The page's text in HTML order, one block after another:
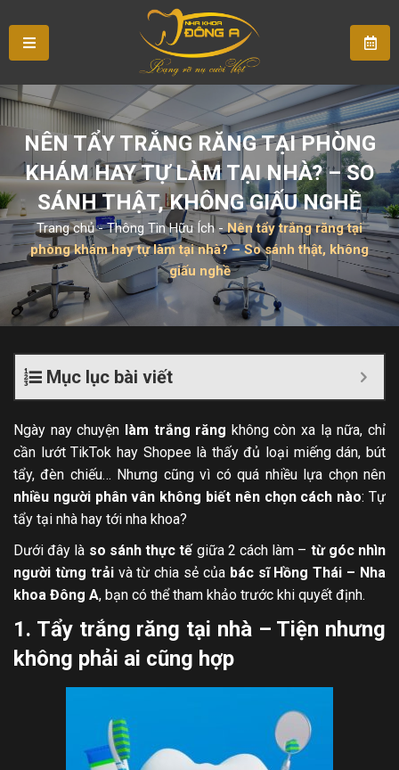
NÊN TẨY TRẮNG RĂNG TẠI PHÒNG
KHÁM HAY TỰ LÀM TẠI NHÀ? – SO
SÁNH THẬT, KHÔNG GIẤU NGHỀ
Trang chủ-Thông Tin Hữu Ích-Nên tẩy trắng răng tại
phòng khám hay tự làm tại nhà? – So sánh thật, không
giấu nghề
Mục lục bài viết
Ngày nay chuyện làm trắng răng không còn xa lạ nữa, chỉ
cần lướt TikTok hay Shopee là thấy đủ loại miếng dán, bút
tẩy, đèn chiếu… Nhưng cũng vì có quá nhiều lựa chọn nên
nhiều người phân vân không biết nên chọn cách nào: Tự
tẩy tại nhà hay tới nha khoa?
Dưới đây là so sánh thực tếgiữa 2 cách làm – từ góc nhìn
người từng trảivà từ chia sẻ của bác sĩ Hồng Thái – Nha
khoa Đông A, bạn có thể tham khảo trước khi quyết định.
1. Tẩy trắng răng tại nhà – Tiện nhưng
không phải ai cũng hợp